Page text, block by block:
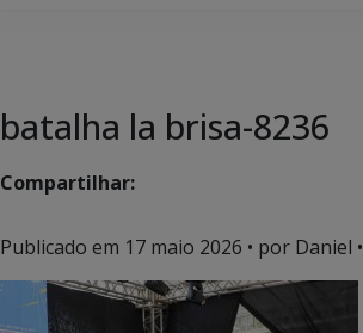
batalha la brisa-8236
Compartilhar:
Publicado em 17 maio 2026 • por Daniel •